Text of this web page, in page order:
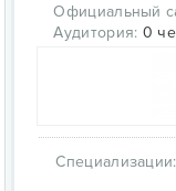
Официальный
Аудитория: 0
Специализации: